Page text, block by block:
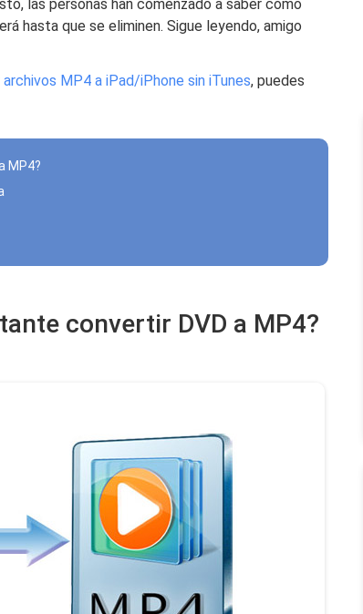
las personas han comenzado a saber cómo
hasta que se eliminen. Sigue leyendo, amigo
MP4 a iPad/iPhone sin iTunes, puedes
MP4?
convertir DVD a MP4?